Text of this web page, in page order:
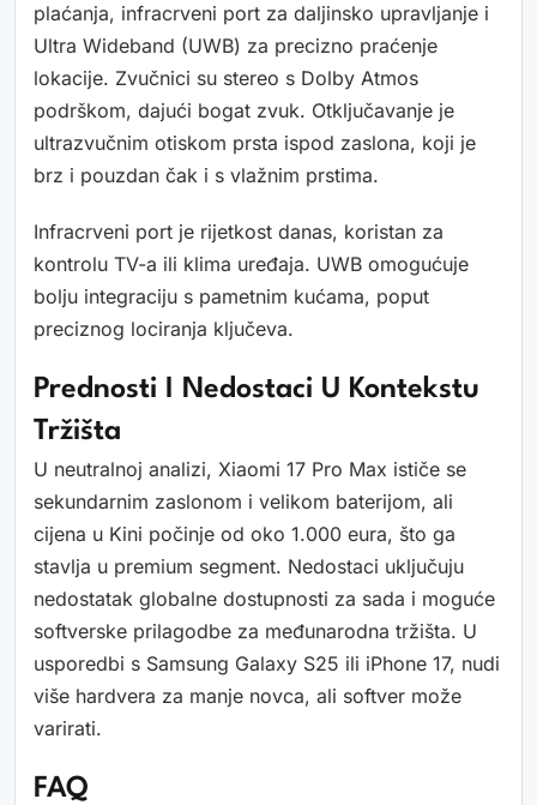
plaćanja, infracrveni port za daljinsko upravljanje i
Ultra Wideband (UWB) za precizno praćenje
lokacije. Zvučnici su stereo s Dolby Atmos
podrškom, dajući bogat zvuk. Otključavanje je
ultrazvučnim otiskom prsta ispod zaslona, koji je
brz i pouzdan čak i s vlažnim prstima.
Infracrveni port je rijetkost danas, koristan za
kontrolu TV-a ili klima uređaja. UWB omogućuje
bolju integraciju s pametnim kućama, poput
preciznog lociranja ključeva.
Prednosti I Nedostaci U Kontekstu
Tržišta
U neutralnoj analizi, Xiaomi 17 Pro Max ističe se
sekundarnim zaslonom i velikom baterijom, ali
cijena u Kini počinje od oko 1.000 eura, što ga
stavlja u premium segment. Nedostaci uključuju
nedostatak globalne dostupnosti za sada i moguće
softverske prilagodbe za međunarodna tržišta. U
usporedbi s Samsung Galaxy S25 ili iPhone 17, nudi
više hardvera za manje novca, ali softver može
varirati.
FAQ